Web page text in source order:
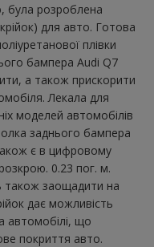
була розроблена
для авто. Готова
плівки
бампера Audi Q7
а також прискорити
Лекала для
моделей автомобілів
заднього бампера
є в цифровому
0.23 пог. м.
також заощадити на
дає можливість
автомобілі, що
покриття авто.